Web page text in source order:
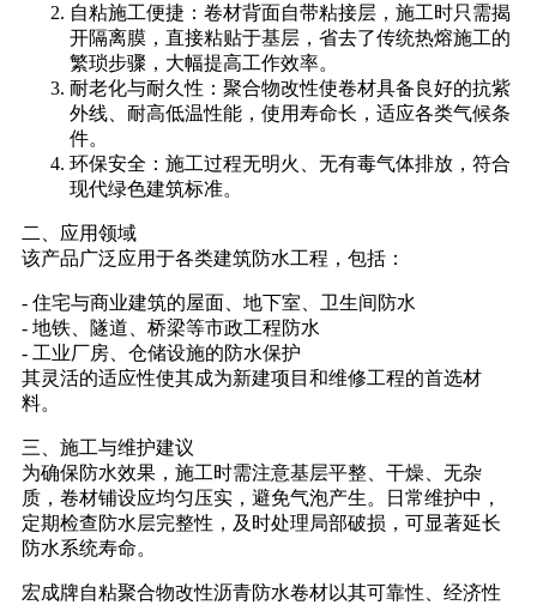
自粘施工便捷：卷材背面自带粘接层，施工时只需揭
开隔离膜，直接粘贴于基层，省去了传统热熔施工的
繁琐步骤，大幅提高工作效率。
耐老化与耐久性：聚合物改性使卷材具备良好的抗紫
外线、耐高低温性能，使用寿命长，适应各类气候条
件。
环保安全：施工过程无明火、无有毒气体排放，符合
现代绿色建筑标准。
二、应用领域
该产品广泛应用于各类建筑防水工程，包括：
- 住宅与商业建筑的屋面、地下室、卫生间防水
- 地铁、隧道、桥梁等市政工程防水
- 工业厂房、仓储设施的防水保护
其灵活的适应性使其成为新建项目和维修工程的首选材
料。
三、施工与维护建议
为确保防水效果，施工时需注意基层平整、干燥、无杂
质，卷材铺设应均匀压实，避免气泡产生。日常维护中，
定期检查防水层完整性，及时处理局部破损，可显著延长
防水系统寿命。
宏成牌自粘聚合物改性沥青防水卷材以其可靠性、经济性